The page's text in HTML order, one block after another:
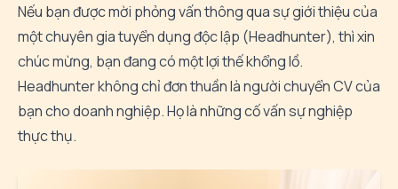
Nếu bạn được mời phỏng vấn thông qua sự giới thiệu của
một chuyên gia tuyển dụng độc lập (Headhunter), thì xin
chúc mừng, bạn đang có một lợi thế khổng lồ.
Headhunter không chỉ đơn thuần là người chuyển CV của
bạn cho doanh nghiệp. Họ là những cố vấn sự nghiệp
thực thụ.